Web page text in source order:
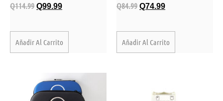
Q114.99 Q99.99
Añadir Al Carrito
Q84.99 Q74.99
Añadir Al Carrito